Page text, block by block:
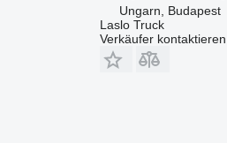
Ungarn, Budapest
Laslo Truck
Verkäufer kontaktieren